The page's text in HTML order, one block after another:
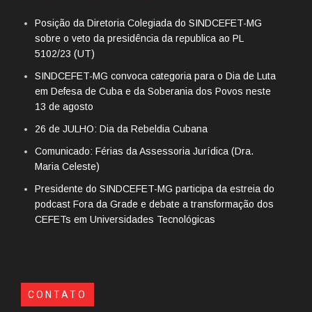
Posição da Diretoria Colegiada do SINDCEFET-MG
sobre o veto da presidência da republica ao PL
5102/23 (UT)
SINDCEFET-MG convoca categoria para o Dia de Luta
em Defesa de Cuba e da Soberania dos Povos neste
13 de agosto
26 de JULHO: Dia da Rebeldia Cubana
Comunicado: Férias da Assessoria Jurídica (Dra.
Maria Celeste)
Presidente do SINDCEFET-MG participa da estreia do
podcast Fora da Grade e debate a transformação dos
CEFETs em Universidades Tecnológicas
CONTATO